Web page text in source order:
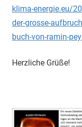
klima-energie.eu/
der-grosse-
buch-von-ramin-
Herzliche Grüße!